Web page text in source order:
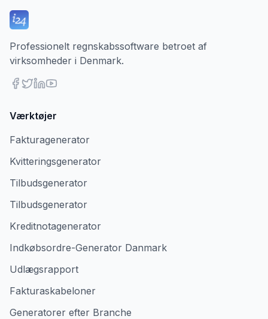
Professionelt regnskabssoftware betroet af
virksomheder i Denmark.
Værktøjer
Fakturagenerator
Kvitteringsgenerator
Tilbudsgenerator
Tilbudsgenerator
Kreditnotagenerator
Indkøbsordre-Generator Danmark
Udlægsrapport
Fakturaskabeloner
Generatorer efter Branche